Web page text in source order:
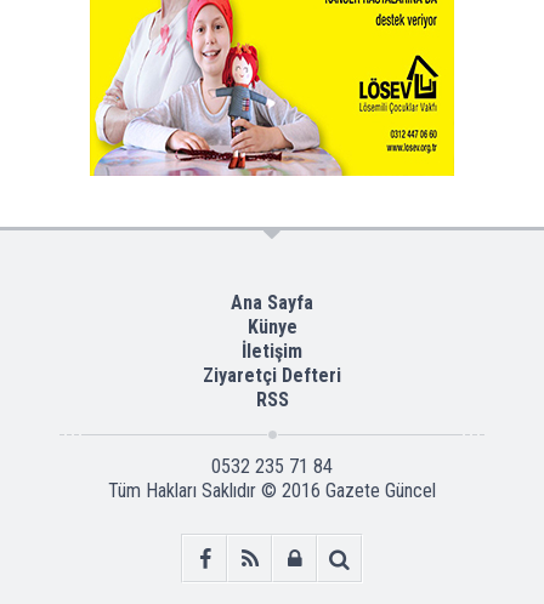
Ana Sayfa
Künye
İletişim
Ziyaretçi Defteri
RSS
0532 235 71 84
Tüm Hakları Saklıdır © 2016 Gazete Güncel